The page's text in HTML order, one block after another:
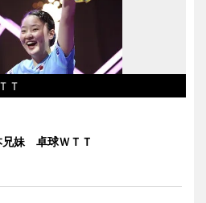
Ｔ
兄妹 卓球ＷＴＴ